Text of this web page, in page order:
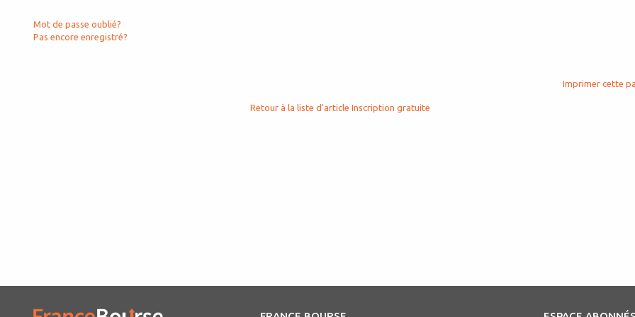
Mot de passe oublié?
Pas encore enregistré?
Imprimer cette
Retour à la liste d'article Inscription gratuite